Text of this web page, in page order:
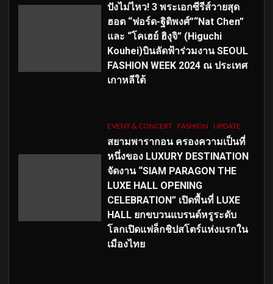
ปังไม่ไหว! 3 พระเอกซีรีส์วายสุด
ฮอต “ฟอร์ด-ฐิติพงศ์”“Nat Chen”
และ “โคเฮย์ ฮิงุจิ” (Higuchi
Kouhei)บินลัดฟ้าร่วมงาน SEOUL
FASHION WEEK 2024 ณ ประเทศ
เกาหลีใต้
EVENT & CONCERT FASHION UPDATE
สยามพารากอน ครองความเป็นที่
หนึ่งของ LUXURY DESTINATION
จัดงาน “SIAM PARAGON THE
LUXE HALL OPENING
CELEBRATION” เปิดพื้นที่ LUXE
HALL ยกขบวนแบรนด์หรูระดับ
โลกเปิดแฟล็กชิปสโตร์แห่งแรกใน
เมืองไทย